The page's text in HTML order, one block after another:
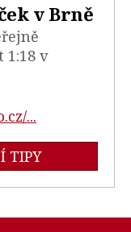
v Brně
v
...
TIPY